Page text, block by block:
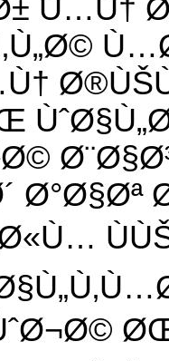
Ù…Ù†
Ø°Ø§Øª
ØŒ